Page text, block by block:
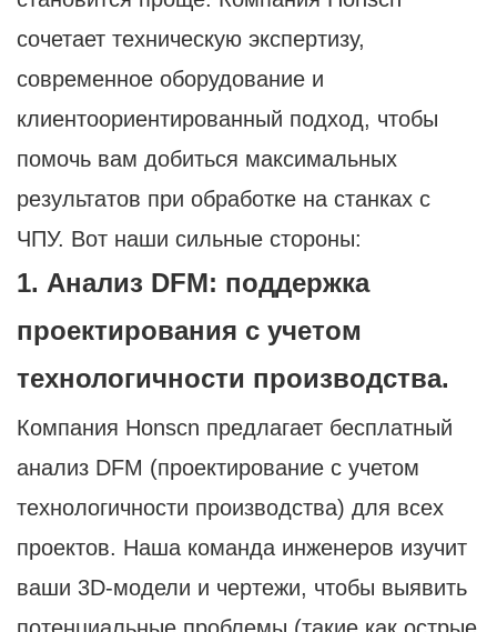
сочетает техническую экспертизу,
современное оборудование и
клиентоориентированный подход, чтобы
помочь вам добиться максимальных
результатов при обработке на станках с
ЧПУ. Вот наши сильные стороны:
1. Анализ DFM: поддержка
проектирования с учетом
технологичности производства.
Компания Honscn предлагает бесплатный
анализ DFM (проектирование с учетом
технологичности производства) для всех
проектов. Наша команда инженеров изучит
ваши 3D-модели и чертежи, чтобы выявить